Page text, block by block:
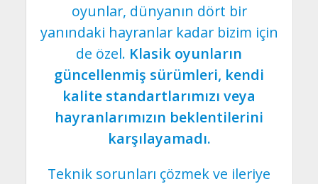
oyunlar, dünyanın dört bir
yanındaki hayranlar kadar bizim için
de özel. Klasik oyunların
güncellenmiş sürümleri, kendi
kalite standartlarımızı veya
hayranlarımızın beklentilerini
karşılayamadı.
Teknik sorunları çözmek ve ileriye